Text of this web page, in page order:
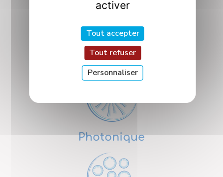
Nanosciences
Photonique
activer
Tout accepter
Tout refuser
Personnaliser